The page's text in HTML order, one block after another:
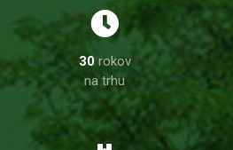
30rokov
na trhu